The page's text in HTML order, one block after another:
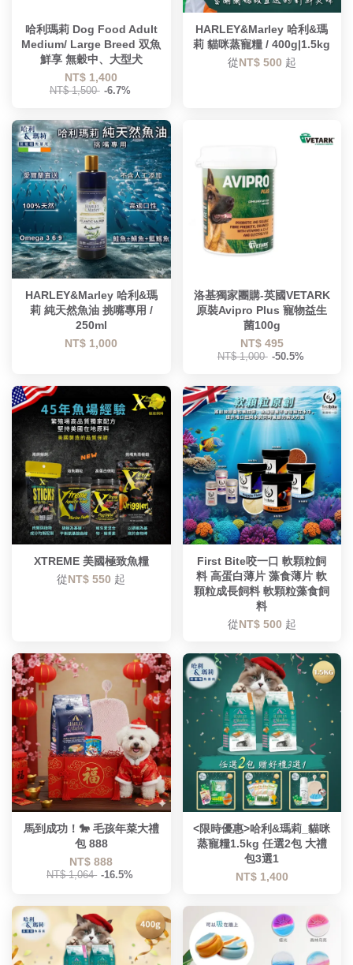
哈利瑪莉 Dog Food Adult
Medium/ Large Breed 双魚
鮮享 無穀中、大型犬
NT$ 1,400
NT$ 1,500 -6.7%
HARLEY&Marley 哈利&瑪
莉 貓咪蒸寵糧 / 400g|1.5kg
從NT$ 500 起
HARLEY&Marley 哈利&瑪
莉 純天然魚油 挑嘴專用 /
250ml
NT$ 1,000
洛基獨家團購-英國VETARK
原裝Avipro Plus 寵物益生
菌100g
NT$ 495
NT$ 1,000 -50.5%
XTREME 美國極致魚糧
從NT$ 550 起
First Bite咬一口 軟顆粒飼
料 高蛋白薄片 藻食薄片 軟
顆粒成長飼料 軟顆粒藻食飼
料
從NT$ 500 起
馬到成功！🐎 毛孩年菜大禮
包 888
NT$ 888
NT$ 1,064 -16.5%
<限時優惠>哈利&瑪莉_貓咪
蒸寵糧1.5kg 任選2包 大禮
包3選1
NT$ 1,400